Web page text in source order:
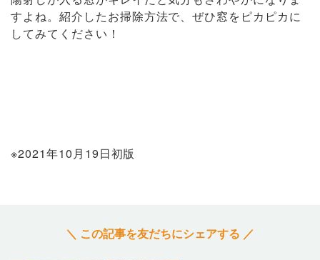
すよね。紹介したお掃除方法で、ぜひ窓をピカピカに
してみてください！
※2021年10月19日初版
＼ この記事を友だちにシェアする ／